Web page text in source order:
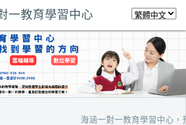
一教育學習中心
海涵一對一教育學習中心，